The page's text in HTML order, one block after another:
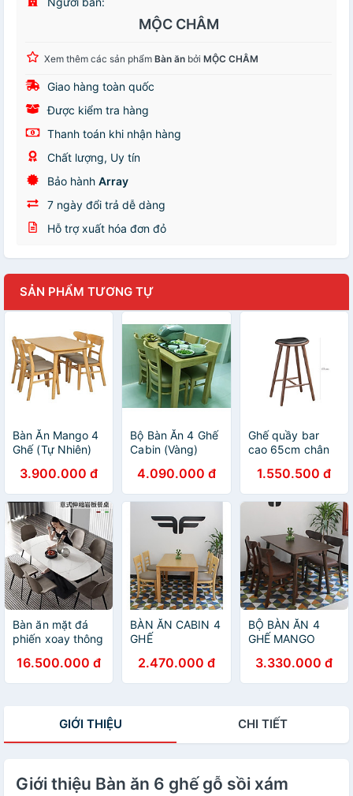
MỘC CHÂM
Xem thêm các sản phẩm Bàn ăn bởi MỘC CHÂM
Giao hàng toàn quốc
Được kiểm tra hàng
Thanh toán khi nhận hàng
Chất lượng, Uy tín
Bảo hành Array
7 ngày đổi trả dễ dàng
Hỗ trợ xuất hóa đơn đỏ
SẢN PHẨM TƯƠNG TỰ
Bàn Ăn Mango 4
Ghế (Tự Nhiên)
3.900.000 đ
Bộ Bàn Ăn 4 Ghế
Cabin (Vàng)
4.090.000 đ
Ghế quầy bar
cao 65cm chân
cho đảo bếp
1.550.500 đ
Bàn ăn mặt đá
phiến xoay thông
hợp ghế Nordic
16.500.000 đ
BÀN ĂN CABIN 4
GHẾ
2.470.000 đ
BỘ BÀN ĂN 4
GHẾ MANGO
3.330.000 đ
GIỚI THIỆU CHI TIẾT
Giới thiệu Bàn ăn 6 ghế gỗ sồi xám